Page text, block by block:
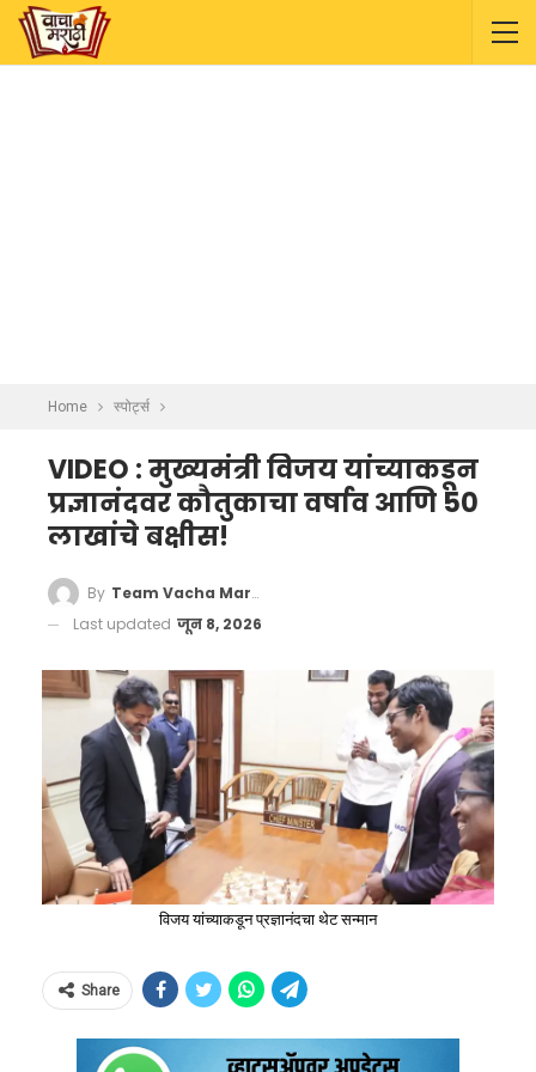
Home स्पोर्ट्स
VIDEO : मुख्यमंत्री विजय यांच्याकडून
प्रज्ञानंदवर कौतुकाचा वर्षाव आणि 50
लाखांचे बक्षीस!
By Team Vacha Marathi
Last updated जून 8, 2026
विजय यांच्याकडून प्रज्ञानंदचा थेट सन्मान
Share